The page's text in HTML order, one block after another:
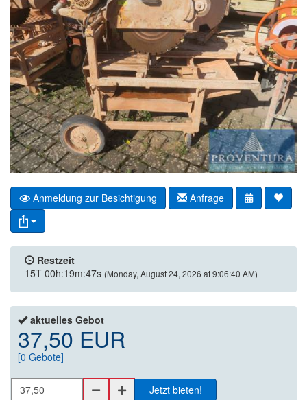
Anmeldung zur Besichtigung Anfrage
Restzeit
15T 00h:19m:47s (Monday, August 24, 2026 at 9:06:40 AM)
aktuelles Gebot
37,50 EUR
[0 Gebote]
Jetzt bieten!